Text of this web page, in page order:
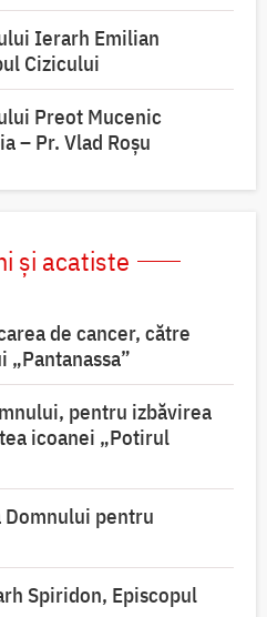
Ierarh Emilian
Cizicului
Preot Mucenic
– Pr. Vlad Roșu
și acatiste
de cancer, către
pentru izbăvirea
icoanei „Potirul
Domnului pentru
Spiridon, Episcopul